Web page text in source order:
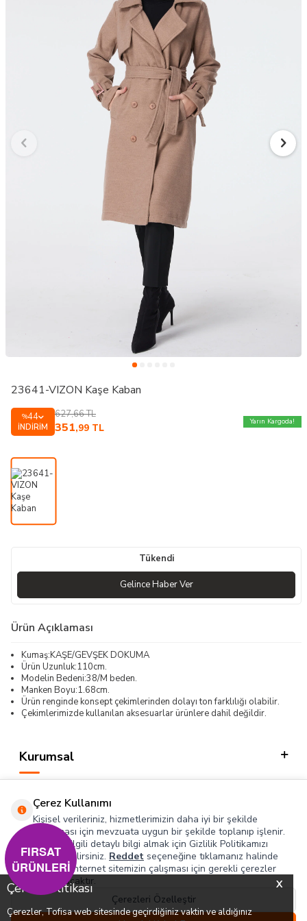
X
Çerez Politikası
Çerezler, Tofisa web sitesinde geçirdiğiniz vaktin ve aldığınız
0
23641-VIZON Kaşe Kaban
%44
İNDIRIM
627,66TL
351,99 TL
Yarın Kargoda!
Tükendi
Gelince Haber Ver
Ürün Açıklaması
Kumaş:KAŞE/GEVŞEK DOKUMA
Ürün Uzunluk:110cm.
Modelin Bedeni:38/M beden.
Manken Boyu:1.68cm.
Ürün renginde konsept çekimlerinden dolayı ton farklılığı olabilir.
Çekimlerimizde kullanılan aksesuarlar ürünlere dahil değildir.
Kurumsal
Hızlı Erişim
Sosyal
Adres & İletişim
Çerez Kullanımı
Kişisel verileriniz, hizmetlerimizin daha iyi bir şekilde
sunulması için mevzuata uygun bir şekilde toplanıp işlenir.
Konuyla ilgili detaylı bilgi almak için Gizlilik Politikamızı
inceleyebilirsiniz. Reddet seçeneğine tıklamanız halinde
yalnızca internet sitemizin çalışması için gerekli çerezler
kullanılacaktır.
Çerezleri Özelleştir
FIRSAT
ÜRÜNLERİ